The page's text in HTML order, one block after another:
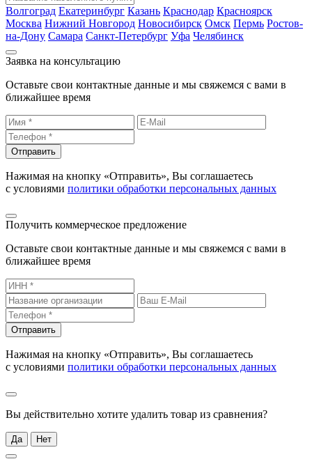
Волгоград Екатеринбург Казань Краснодар Красноярск
Москва Нижний Новгород Новосибирск Омск Пермь Ростов-
на-Дону Самара Санкт-Петербург Уфа Челябинск
Заявка на консультацию
Оставьте свои контактные данные и мы свяжемся с вами в
ближайшее время
Отправить
Нажимая на кнопку «Отправить», Вы соглашаетесь
с условиями политики обработки персональных данных
Получить коммерческое предложение
Оставьте свои контактные данные и мы свяжемся с вами в
ближайшее время
Отправить
Нажимая на кнопку «Отправить», Вы соглашаетесь
с условиями политики обработки персональных данных
Вы действительно хотите удалить товар из сравнения?
Да Нет